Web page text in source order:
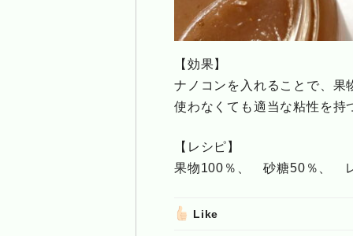
【効果】
ナノコンを入れることで、果
使わなくても適当な粘性を持
【レシピ】
果物100％、 砂糖50％、
Like